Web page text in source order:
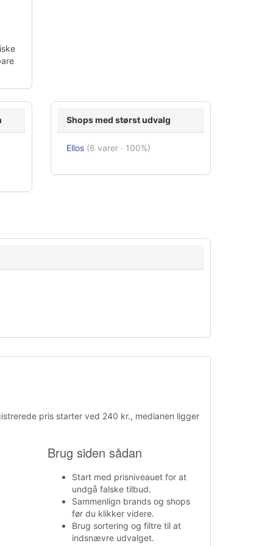
Shops med størst udvalg
Ellos (6 varer · 100%)
pris starter ved 240 kr., medianen ligger
Brug siden sådan
Start med prisniveauet for at
undgå falske tilbud.
Sammenlign brands og shops
før du klikker videre.
Brug sortering og filtre til at
indsnævre udvalget.